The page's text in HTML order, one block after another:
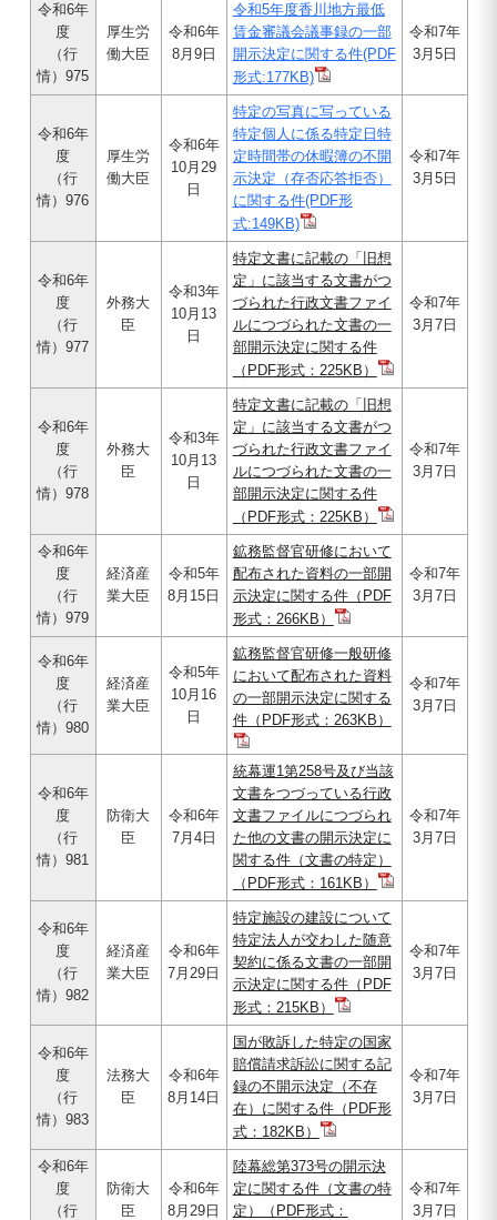
令和6年
度
（行
情）975
厚生労
働大臣
令和6年
8月9日
令和5年度香川地方最低
賃金審議会議事録の一部
開示決定に関する件(PDF
形式:177KB)
令和7年
3月5日
令和6年
度
（行
情）976
厚生労
働大臣
令和6年
10月29
日
特定の写真に写っている
特定個人に係る特定日特
定時間帯の休暇簿の不開
示決定（存否応答拒否）
に関する件(PDF形
式:149KB)
令和7年
3月5日
令和6年
度
（行
情）977
外務大
臣
令和3年
10月13
日
特定文書に記載の「旧想
定」に該当する文書がつ
づられた行政文書ファイ
ルにつづられた文書の一
部開示決定に関する件
（PDF形式：225KB）
令和7年
3月7日
令和6年
度
（行
情）978
外務大
臣
令和3年
10月13
日
特定文書に記載の「旧想
定」に該当する文書がつ
づられた行政文書ファイ
ルにつづられた文書の一
部開示決定に関する件
（PDF形式：225KB）
令和7年
3月7日
令和6年
度
（行
情）979
経済産
業大臣
令和5年
8月15日
鉱務監督官研修において
配布された資料の一部開
示決定に関する件（PDF
形式：266KB）
令和7年
3月7日
令和6年
度
（行
情）980
経済産
業大臣
令和5年
10月16
日
鉱務監督官研修一般研修
において配布された資料
の一部開示決定に関する
件（PDF形式：263KB）
令和7年
3月7日
令和6年
度
（行
情）981
防衛大
臣
令和6年
7月4日
統幕運1第258号及び当該
文書をつづっている行政
文書ファイルにつづられ
た他の文書の開示決定に
関する件（文書の特定）
（PDF形式：161KB）
令和7年
3月7日
令和6年
度
（行
情）982
経済産
業大臣
令和6年
7月29日
特定施設の建設について
特定法人が交わした随意
契約に係る文書の一部開
示決定に関する件（PDF
形式：215KB）
令和7年
3月7日
令和6年
度
（行
情）983
法務大
臣
令和6年
8月14日
国が敗訴した特定の国家
賠償請求訴訟に関する記
録の不開示決定（不存
在）に関する件（PDF形
式：182KB）
令和7年
3月7日
令和6年
度
（行
防衛大
臣
令和6年
8月29日
陸幕総第373号の開示決
定に関する件（文書の特
定）（PDF形式：
令和7年
3月7日